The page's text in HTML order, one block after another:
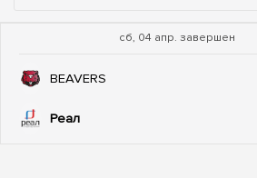
сб, 04 апр. завершен
BEAVERS
Реал